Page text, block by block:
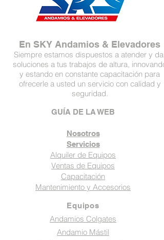
En SKY Andamios & Elevadores
Siempre estamos dispuestos a atender y dar
soluciones a tus trabajos de altura, innovando
y estando en constante capacitación para
ofrecerle a usted un servicio con calidad y
seguridad.
GUÍA DE LA WEB
Nosotros
Servicios
Alquiler de Equipos
Ventas de Equipos
Capacitación
Mantenimiento y Accesorios
Equipos
Andamios Colgates
Andamio Mástil